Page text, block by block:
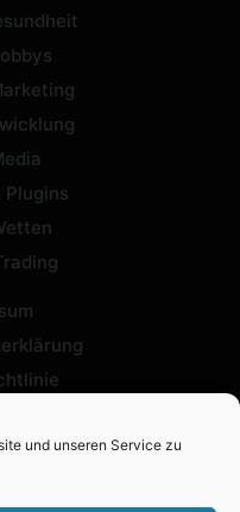
und unseren Service zu
Plugins